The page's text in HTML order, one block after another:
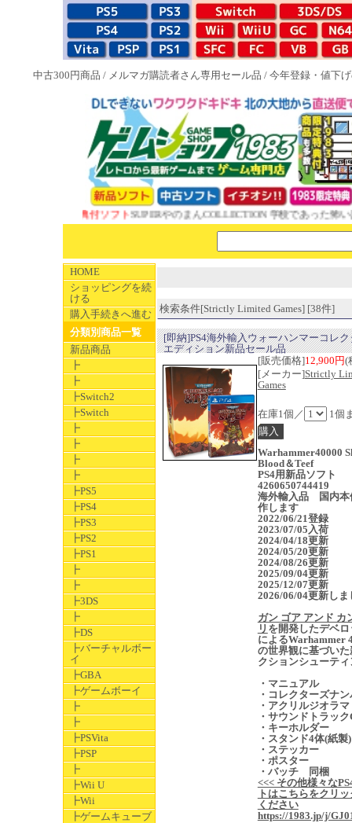
中古300円商品 / メルマガ購読者さん専用セール品 / 今年登録・値下
SUPERやのまんCOLLECTION 学校であった怖い話と晦󠄀
HOME
ショッピングを続
ける
購入手続きへ進む
分類別商品一覧
新品商品
┣
┣
┣Switch2
┣Switch
┣
┣
┣
┣
┣PS5
┣PS4
┣PS3
┣PS2
┣PS1
┣
┣
┣3DS
┣
┣DS
┣バーチャルボー
イ
┣GBA
┣ゲームボーイ
┣
┣
┣PSVita
┣PSP
┣
┣Wii U
┣Wii
┣ゲームキューブ
検索条件[Strictly Limited Games] [38件]
[即納]PS4海外輸入ウォーハンマーコレ
エディション新品セール品
[販売価格]12,900円(
[メーカー]Strictly
Games
在庫1個／ 1個
Warhammer40000
Blood＆Teef
PS4用新品ソフト
4260650744419
海外輸入品 国内本
作します
2022/06/21登録
2023/07/05入荷
2024/04/18更新
2024/05/20更新
2024/08/26更新
2025/09/04更新
2025/12/07更新
2026/06/04更新しま
ガン ゴア アンド カ
リ を開発したデベ
によるWarhammer
の世界観に基づいた
クションシューティ
・マニュアル
・コレクターズナ
・アクリルジオラマ
・サウンドトラック
・キーホルダー
・スタンド4体(紙製)
・ステッカー
・ポスター
・バッチ 同梱
<<< その他様々な
トはこちらをクリ
ください
https://1983.jp/j/